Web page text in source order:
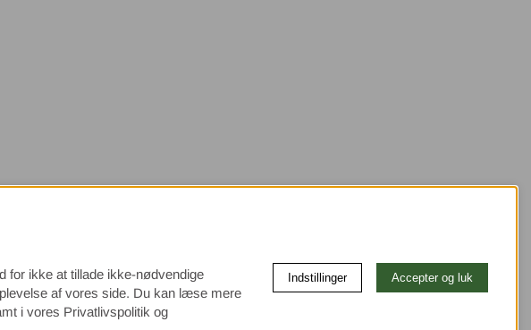
for ikke at tillade ikke-nødvendige
af vores side. Du kan læse mere
i vores Privatlivspolitik og
Indstillinger Accepter og luk